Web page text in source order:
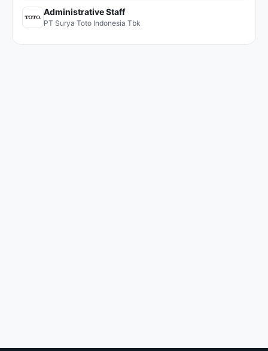
Administrative Staff
PT Surya Toto Indonesia Tbk